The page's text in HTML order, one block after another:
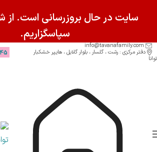
دفتر مرکزی : رشت ، گلسار ، بلوار گلایل ، هایپر خشکبار
توانا
سایت در حال بروزرسانی است. از
سپاسگزاریم.